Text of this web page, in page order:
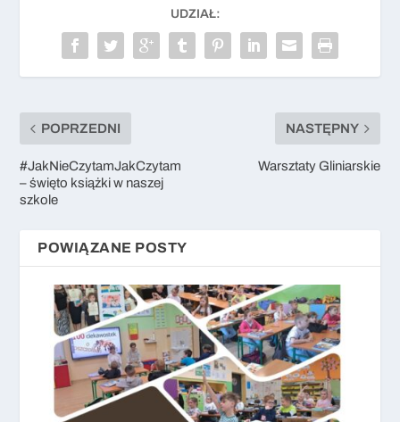
UDZIAŁ:
POPRZEDNI
#JakNieCzytamJakCzytam
– święto książki w naszej
szkole
NASTĘPNY
Warsztaty Gliniarskie
POWIĄZANE POSTY